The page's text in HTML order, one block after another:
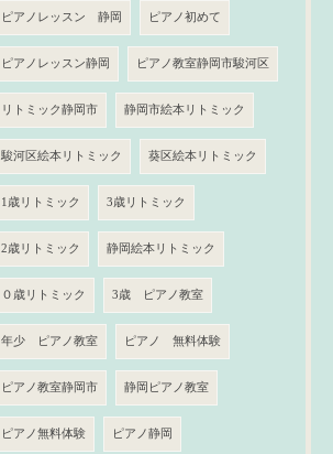
ピアノレッスン 静岡 ピアノ初めて
ピアノレッスン静岡 ピアノ教室静岡市駿河区
リトミック静岡市 静岡市絵本リトミック
駿河区絵本リトミック 葵区絵本リトミック
1歳リトミック 3歳リトミック
2歳リトミック 静岡絵本リトミック
０歳リトミック 3歳 ピアノ教室
年少 ピアノ教室 ピアノ 無料体験
ピアノ教室静岡市 静岡ピアノ教室
ピアノ無料体験 ピアノ静岡